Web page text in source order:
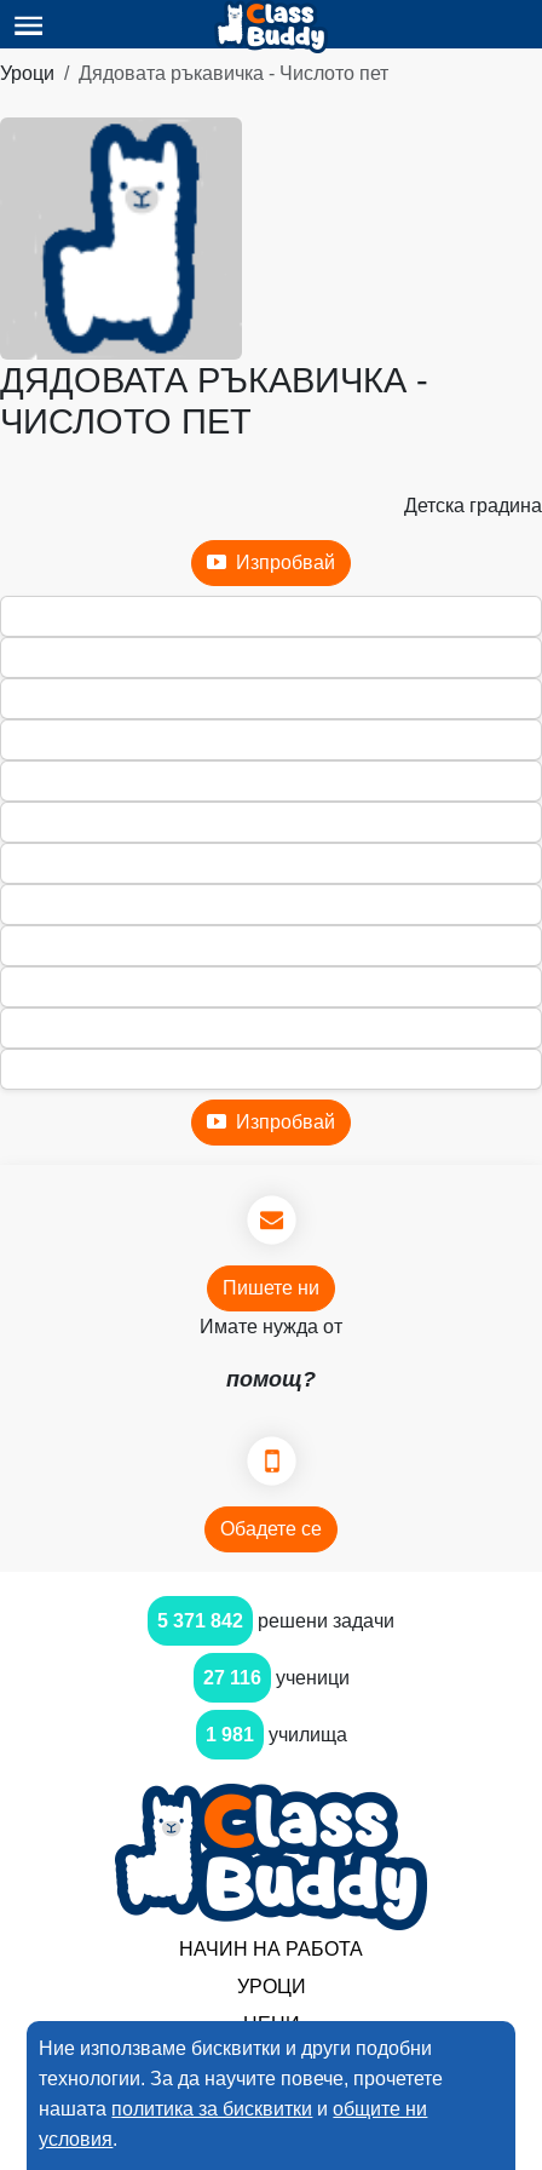
Ние използваме бисквитки и други подобни
технологии. За да научите повече, прочетете
нашата политика за бисквитки иобщите ни
условия.
Уроци Дядовата ръкавичка - Числото пет
ДЯДОВАТА РЪКАВИЧКА -
ЧИСЛОТО ПЕТ
Детска градина
Изпробвай
Изпробвай
Пишете ни
Имате нужда от
помощ?
Обадете се
5 371 842 решени задачи
27 116 ученици
1 981 училища
НАЧИН НА РАБОТА
УРОЦИ
ЦЕНИ
2017-2025 Нимеро ООД. Всички права запазени